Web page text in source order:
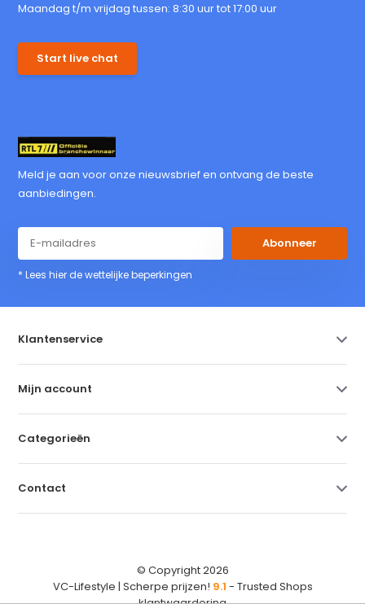
Maandag t/m vrijdag tussen: 8:30 uur tot 17:00 uur
Start live chat
Meld je aan voor onze nieuwsbrief en ontvang de beste
aanbiedingen.
Abonneer
* Lees hier de wettelijke beperkingen
Klantenservice
Mijn account
Categorieën
Contact
© Copyright 2026
VC-Lifestyle | Scherpe prijzen! 9.1 - Trusted Shops